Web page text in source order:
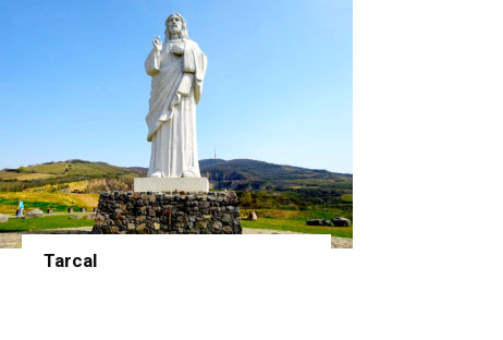
Tarcal